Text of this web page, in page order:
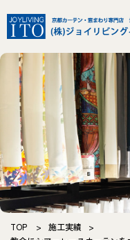
TOP > 施工実績
>